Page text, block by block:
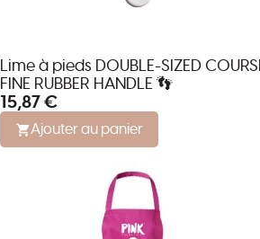
Lime à pieds DOUBLE-SIZED
FINE RUBBER HANDLE 👣
15,87 €
Ajouter au panier